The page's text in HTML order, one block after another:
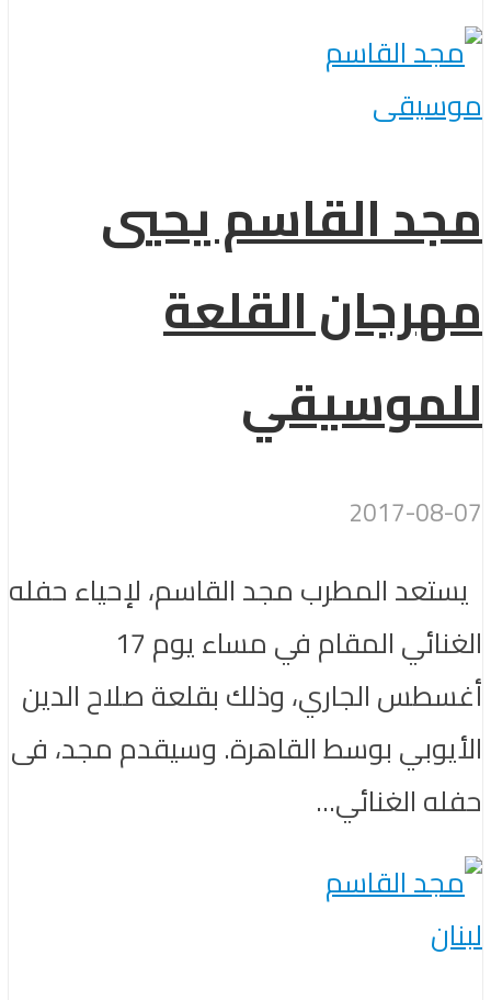
موسيقى
مجد القاسم يحيي
مهرجان القلعة
للموسيقي
2017-08-07
يستعد المطرب مجد القاسم، لإحياء حفله
الغنائي المقام في مساء يوم 17
أغسطس الجاري، وذلك بقلعة صلاح الدين
الأيوبي بوسط القاهرة. وسيقدم مجد، فى
حفله الغنائي...
لبنان